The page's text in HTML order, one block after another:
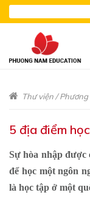
Thư viện/
​5 địa điểm
Sự hòa nhập
để học một ngôn
là học tập ở một